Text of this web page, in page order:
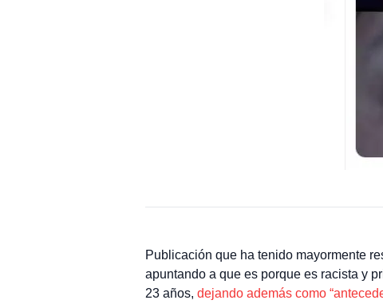
Publicación que ha tenido mayormente
apuntando a que es porque es racista y
23 años, dejando además como